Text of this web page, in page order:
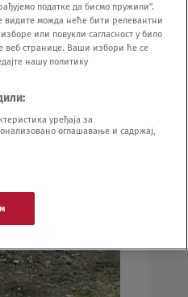
податке да бисмо пружили".
видите можда неће бити релевантни
или повукли сагласност у било
веб странице. Ваши избори ће се
нашу политику
уређаја за
оглашавање и садржај,